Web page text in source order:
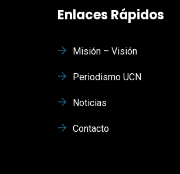
Enlaces Rápidos
Misión – Visión
Periodismo UCN
Noticias
Contacto